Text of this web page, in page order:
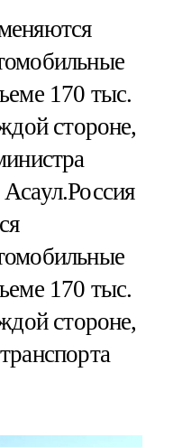
170 тыс.
стороне,
Россия
170 тыс.
стороне,